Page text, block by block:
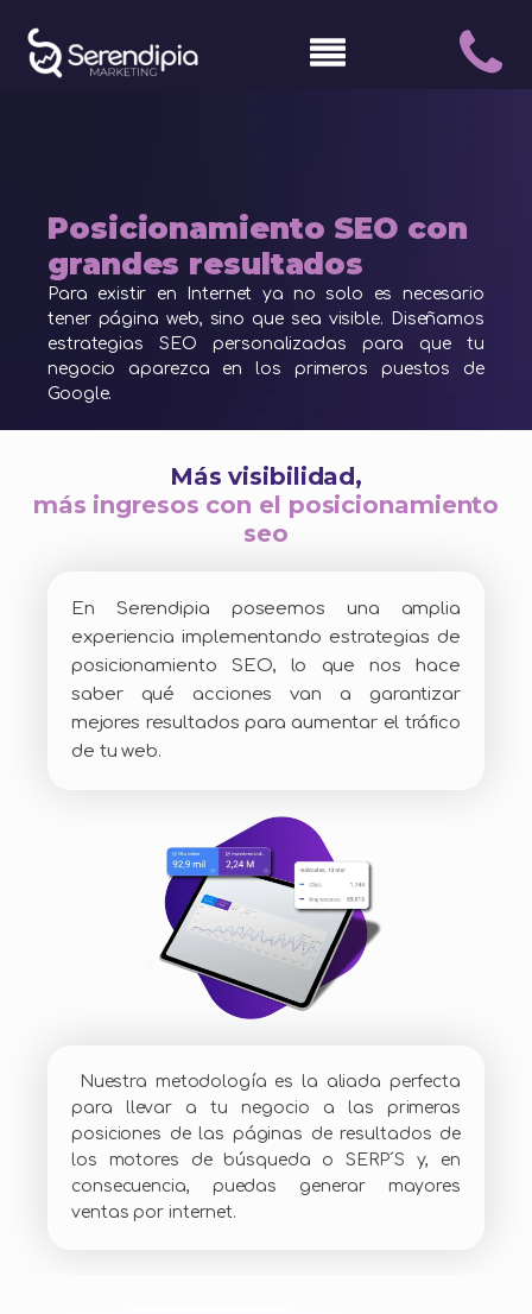
Posicionamiento SEO con
grandes resultados
Para existir en Internet ya no solo es necesario
tener página web, sino que sea visible. Diseñamos
estrategias SEO personalizadas para que tu
negocio aparezca en los primeros puestos de
Google.
Más visibilidad,
más ingresos con el posicionamiento
seo
En Serendipia poseemos una amplia
experiencia implementando estrategias de
posicionamiento SEO, lo que nos hace
saber qué acciones van a garantizar
mejores resultados para aumentar el tráfico
de tu web.
Nuestra metodología es la aliada perfecta
para llevar a tu negocio a las primeras
posiciones de las páginas de resultados de
los motores de búsqueda o SERP´S y, en
consecuencia, puedas generar mayores
ventas por internet.